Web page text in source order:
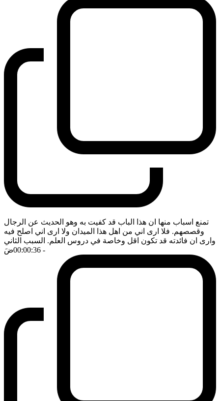
تمنع اسباب منها ان هذا الباب قد كفيت به وهو الحديث عن الرجال
وقصصهم. فلا ارى اني من اهل هذا الميدان ولا ارى اني اصلح فيه
وارى ان فائدته قد تكون اقل وخاصة في دروس العلم. السبب الثاني
- 00:00:36
ضَ